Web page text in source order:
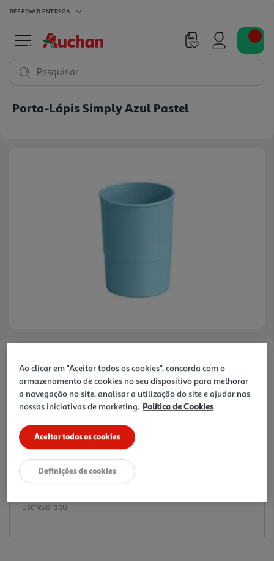
RESERVAR ENTREGA
Pesquisar
Porta-Lápis Simply Azul Pastel
1.19 €/un
1,19 €
Notas de preparação
Ao clicar em "Aceitar todos os cookies", concorda com o
armazenamento de cookies no seu dispositivo para melhorar
a navegação no site, analisar a utilização do site e ajudar nas
nossas iniciativas de marketing. Política de Cookies
Aceitar todos os cookies
Definições de cookies